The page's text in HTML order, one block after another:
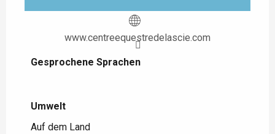
www.centreequestredelascie.com
Gesprochene Sprachen
Gesprochene Sprachen
Umwelt
Umwelt
Auf dem Land